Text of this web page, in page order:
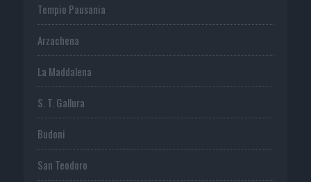
Tempio Pausania
Arzachena
La Maddalena
S. T. Gallura
Budoni
San Teodoro